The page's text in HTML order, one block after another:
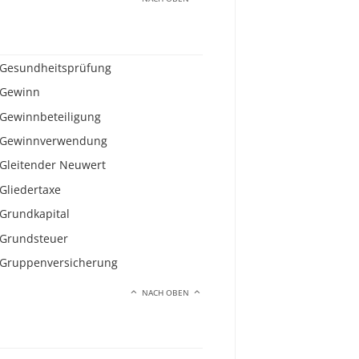
Gesundheitsprüfung
Gewinn
Gewinnbeteiligung
Gewinnverwendung
Gleitender Neuwert
Gliedertaxe
Grundkapital
Grundsteuer
Gruppenversicherung
NACH OBEN